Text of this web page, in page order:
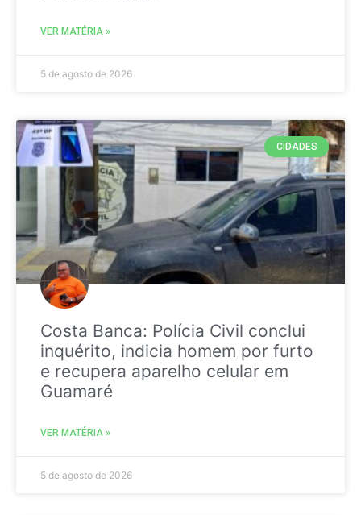
VER MATÉRIA »
5 de agosto de 2026
CIDADES
Costa Banca: Polícia Civil conclui
inquérito, indicia homem por furto
e recupera aparelho celular em
Guamaré
VER MATÉRIA »
5 de agosto de 2026